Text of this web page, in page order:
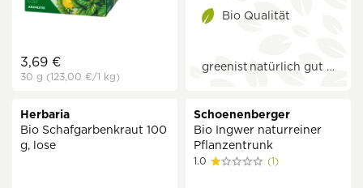
3,69 €
30 g (123,00 €/1 kg)
Bio Qualität
greenist natürlich gut …
Herbaria
Bio Schafgarbenkraut 100
g, lose
Schoenenberger
Bio Ingwer naturreiner
Pflanzentrunk
1.0 (1)